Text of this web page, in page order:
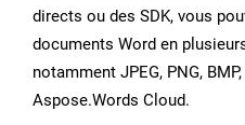
directs ou des SDK, vous
documents Word en
notamment JPEG, PNG,
Aspose.Words Cloud.